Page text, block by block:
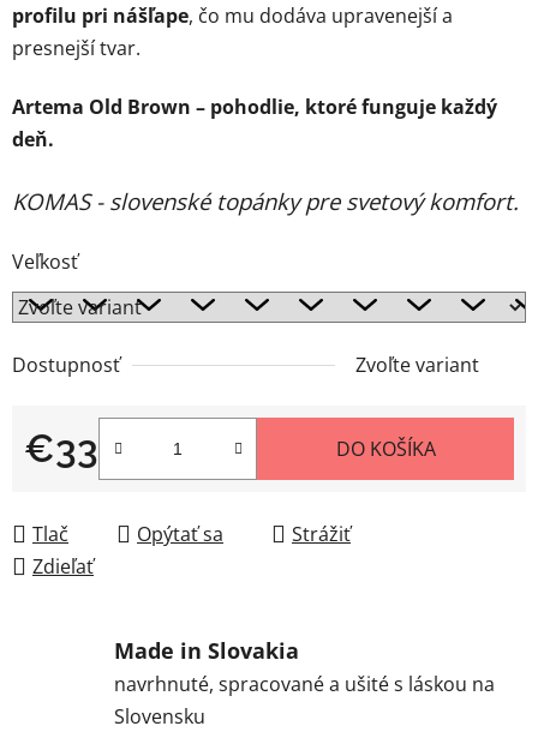
profilu pri nášľape, čo mu dodáva upravenejší a
presnejší tvar.
Artema Old Brown – pohodlie, ktoré funguje každý
deň.
KOMAS - slovenské topánky pre svetový komfort.
Veľkosť
Dostupnosť Zvoľte variant
€33
Jednotková cena:
DO KOŠÍKA
Tlač Opýtať sa
Strážiť
Zdieľať
Made in Slovakia
navrhnuté, spracované a ušité s láskou na
Slovensku